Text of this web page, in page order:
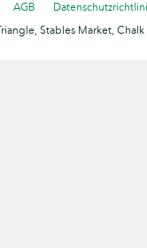
AGB
Stables Market,